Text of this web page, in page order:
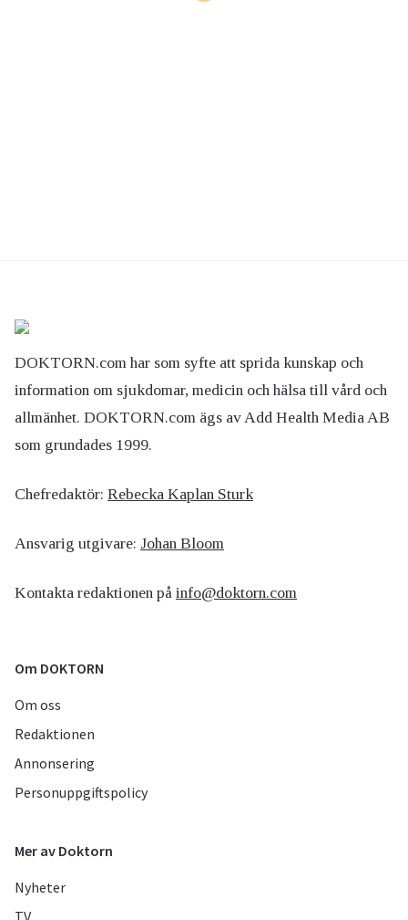
DOKTORN.com har som syfte att sprida kunskap och
information om sjukdomar, medicin och hälsa till vård och
allmänhet. DOKTORN.com ägs av Add Health Media AB
som grundades 1999.
Chefredaktör: Rebecka Kaplan Sturk
Ansvarig utgivare: Johan Bloom
Kontakta redaktionen på info@doktorn.com
Om DOKTORN
Om oss
Redaktionen
Annonsering
Personuppgiftspolicy
Mer av Doktorn
Nyheter
TV